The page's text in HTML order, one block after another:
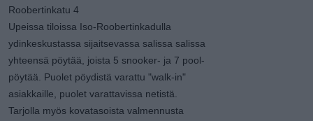
Roobertinkatu 4
Upeissa tiloissa Iso-Roobertinkadulla
ydinkeskustassa sijaitsevassa salissa salissa
yhteensä pöytää, joista 5 snooker- ja 7 pool-
pöytää. Puolet pöydistä varattu "walk-in"
asiakkaille, puolet varattavissa netistä.
Tarjolla myös kovatasoista valmennusta